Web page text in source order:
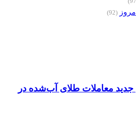
(92)
جدید معاملات طلای آب‌شده در